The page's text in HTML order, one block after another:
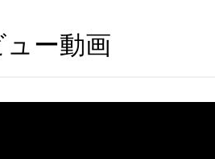
ー動画